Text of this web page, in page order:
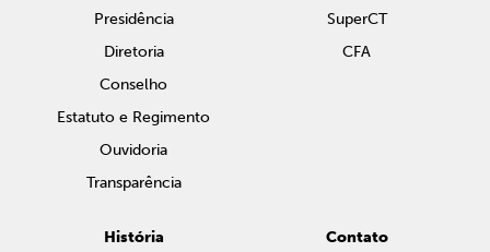
Presidência
Diretoria
Conselho
Estatuto e Regimento
Ouvidoria
Transparência
SuperCT
CFA
História
Contato